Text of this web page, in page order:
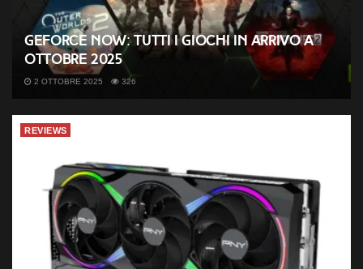
GeForce NOW: tutti i giochi in arrivo a
ottobre 2025
2 OTTOBRE 2025 326
REVIEWS